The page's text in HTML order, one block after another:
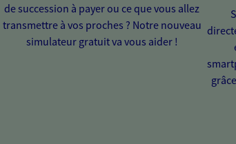
de succession à payer ou ce que vous allez
transmettre à vos proches ? Notre nouveau
simulateur gratuit va vous aider !